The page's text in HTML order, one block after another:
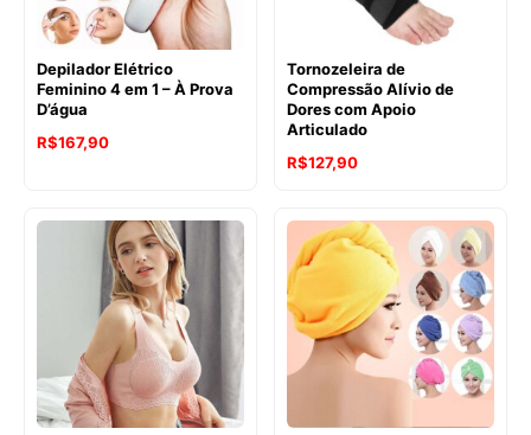
Depilador Elétrico
Feminino 4 em 1 – À Prova
D’água
R$167,90
Tornozeleira de
Compressão Alívio de
Dores com Apoio
Articulado
R$127,90